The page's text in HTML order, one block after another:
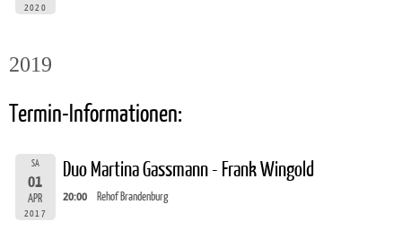
2020
2019
Termin-Informationen:
SA
01
APR
2017
Duo Martina Gassmann - Frank Wingold
20:00 Rehof Brandenburg